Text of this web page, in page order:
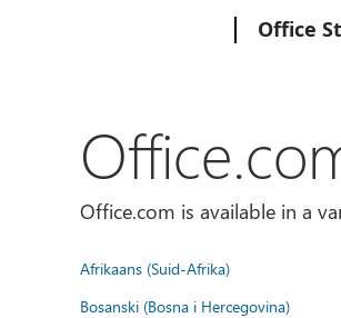
Office
Office.com is available in a
Afrikaans (Suid-Afrika)
Bosanski (Bosna i Hercegovina)